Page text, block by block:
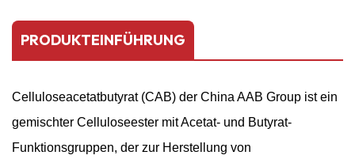
PRODUKTEINFÜHRUNG
Celluloseacetatbutyrat (CAB) der China AAB Group ist ein
gemischter Celluloseester mit Acetat- und Butyrat-
Funktionsgruppen, der zur Herstellung von